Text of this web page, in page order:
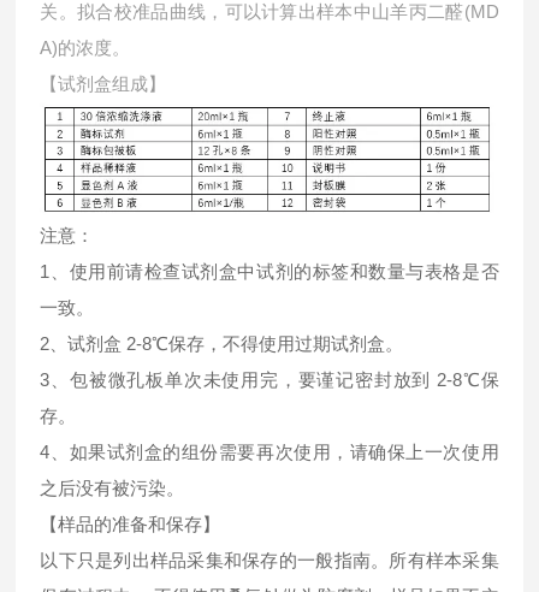
关。拟合校准品曲线，可以计算出样本中山羊丙二醛(MD
A)的浓度。
【试剂盒组成】
注意：
1、使用前请检查试剂盒中试剂的标签和数量与表格是否
一致。
2、试剂盒 2-8℃保存，不得使用过期试剂盒。
3、包被微孔板单次未使用完，要谨记密封放到 2-8℃保
存。
4、如果试剂盒的组份需要再次使用，请确保上一次使用
之后没有被污染。
【样品的准备和保存】
以下只是列出样品采集和保存的一般指南。所有样本采集